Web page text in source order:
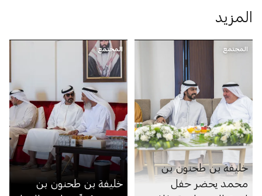
المزيد
المجتمع
خليفة بن طحنون بن
محمد يحضر حفل
المجتمع
خليفة بن طحنون بن